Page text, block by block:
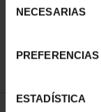
NECESARIAS
PREFERENCIAS
ESTADÍSTICA
€2,330.00